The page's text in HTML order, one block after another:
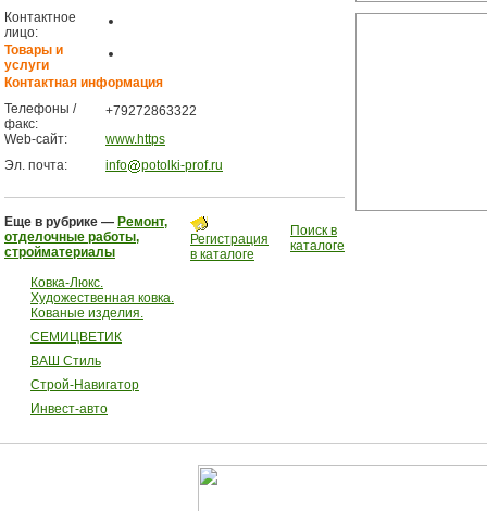
Контактное
лицо:
Товары и
услуги
Контактная информация
Телефоны /
факс:
+79272863322
Web-сайт:
www.https
Эл. почта:
info potolki-prof.ru
Еще в рубрике — Ремонт,
отделочные работы,
стройматериалы
Ковка-Люкс.
Художественная ковка.
Кованые изделия.
СЕМИЦВЕТИК
ВАШ Стиль
Строй-Навигатор
Инвест-авто
Регистрация
в каталоге
Поиск в
каталоге